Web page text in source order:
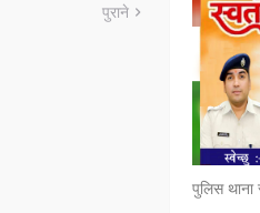
पुराने
पुलिस थाना